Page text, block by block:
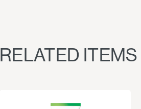
RELATED ITEMS